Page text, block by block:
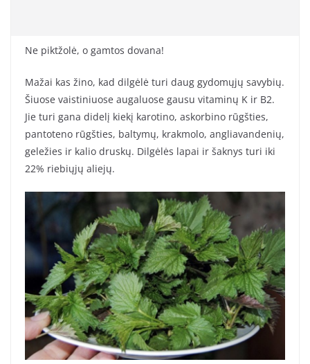
Ne piktžolė, o gamtos dovana!
Mažai kas žino, kad dilgėlė turi daug gydomųjų savybių.
Šiuose vaistiniuose augaluose gausu vitaminų K ir B2.
Jie turi gana didelį kiekį karotino, askorbino rūgšties,
pantoteno rūgšties, baltymų, krakmolo, angliavandenių,
geležies ir kalio druskų. Dilgėlės lapai ir šaknys turi iki
22% riebiųjų aliejų.